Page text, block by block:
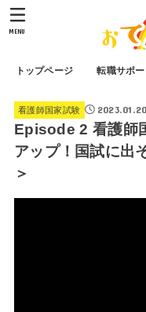
トップページ 転職サポ
MENU
看護師国家試験 2023.01.20
Episode 2 看護師
アップ！国試に出
＞